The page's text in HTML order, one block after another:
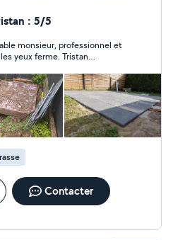
travaux pavés, Muret,
: 5/5
monsieur, professionnel et
yeux ferme. Tristan
Contacter